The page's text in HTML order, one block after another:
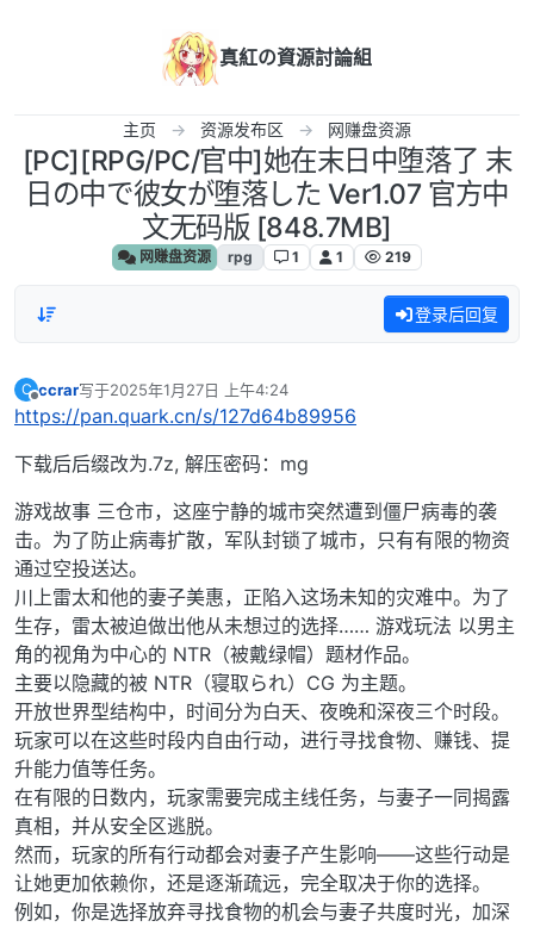
真紅の資源討論組
主页 资源发布区 网赚盘资源
[PC][RPG/PC/官中]她在末日中堕落了 末
日の中で彼女が堕落した Ver1.07 官方中
文无码版 [848.7MB]
网赚盘资源 rpg 1 1 219
登录后回复
C
离线
ccrar写于2025年1月27日 上午4:24
最后由 编辑
https://pan.quark.cn/s/127d64b89956
下载后后缀改为.7z, 解压密码：mg
游戏故事 三仓市，这座宁静的城市突然遭到僵尸病毒的袭
击。为了防止病毒扩散，军队封锁了城市，只有有限的物资
通过空投送达。
川上雷太和他的妻子美惠，正陷入这场未知的灾难中。为了
生存，雷太被迫做出他从未想过的选择…… 游戏玩法 以男主
角的视角为中心的 NTR（被戴绿帽）题材作品。
主要以隐藏的被 NTR（寝取られ）CG 为主题。
开放世界型结构中，时间分为白天、夜晚和深夜三个时段。
玩家可以在这些时段内自由行动，进行寻找食物、赚钱、提
升能力值等任务。
在有限的日数内，玩家需要完成主线任务，与妻子一同揭露
真相，并从安全区逃脱。
然而，玩家的所有行动都会对妻子产生影响——这些行动是
让她更加依赖你，还是逐渐疏远，完全取决于你的选择。
例如，你是选择放弃寻找食物的机会与妻子共度时光，加深